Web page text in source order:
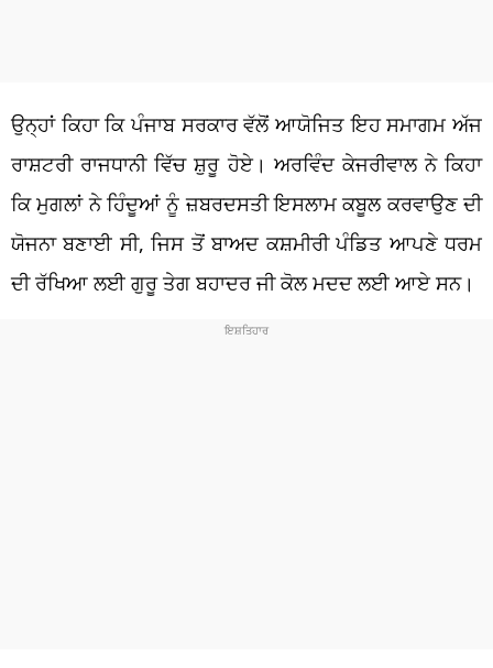
ਉਨ੍ਹਾਂ ਕਿਹਾ ਕਿ ਪੰਜਾਬ ਸਰਕਾਰ ਵੱਲੋਂ ਆਯੋਜਿਤ ਇਹ ਸਮਾਗਮ ਅੱਜ
ਰਾਸ਼ਟਰੀ ਰਾਜਧਾਨੀ ਵਿੱਚ ਸ਼ੁਰੂ ਹੋਏ। ਅਰਵਿੰਦ ਕੇਜਰੀਵਾਲ ਨੇ ਕਿਹਾ
ਕਿ ਮੁਗਲਾਂ ਨੇ ਹਿੰਦੂਆਂ ਨੂੰ ਜ਼ਬਰਦਸਤੀ ਇਸਲਾਮ ਕਬੂਲ ਕਰਵਾਉਣ ਦੀ
ਯੋਜਨਾ ਬਣਾਈ ਸੀ, ਜਿਸ ਤੋਂ ਬਾਅਦ ਕਸ਼ਮੀਰੀ ਪੰਡਿਤ ਆਪਣੇ ਧਰਮ
ਦੀ ਰੱਖਿਆ ਲਈ ਗੁਰੂ ਤੇਗ ਬਹਾਦਰ ਜੀ ਕੋਲ ਮਦਦ ਲਈ ਆਏ ਸਨ।